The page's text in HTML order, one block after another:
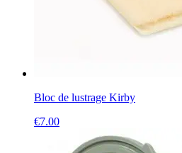
Bloc de lustrage Kirby
€7.00